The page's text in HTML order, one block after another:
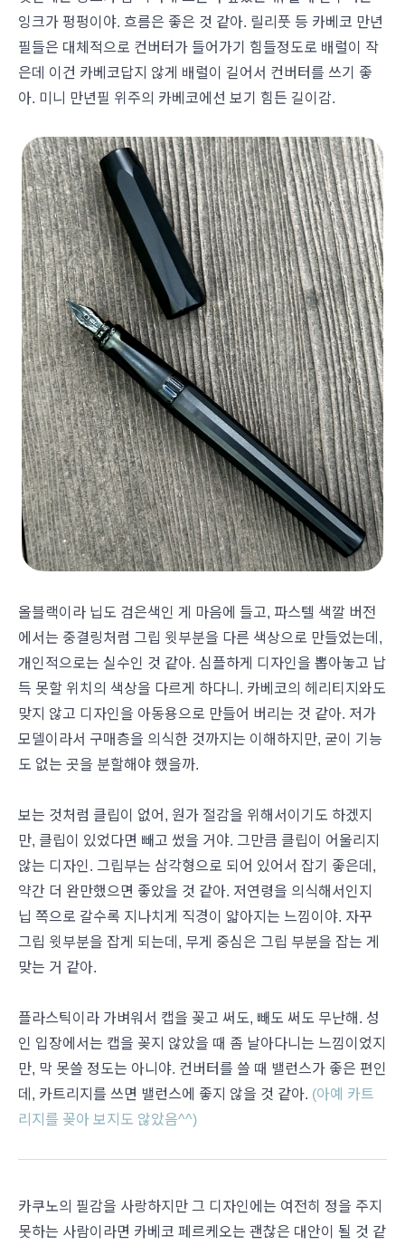
잉크가 펑펑이야. 흐름은 좋은 것 같아. 릴리풋 등 카베코 만년
필들은 대체적으로 컨버터가 들어가기 힘들정도로 배럴이 작
은데 이건 카베코답지 않게 배럴이 길어서 컨버터를 쓰기 좋
아. 미니 만년필 위주의 카베코에선 보기 힘든 길이감.
올블랙이라 닙도 검은색인 게 마음에 들고, 파스텔 색깔 버전
에서는 중결링처럼 그립 윗부분을 다른 색상으로 만들었는데,
개인적으로는 실수인 것 같아. 심플하게 디자인을 뽑아놓고 납
득 못할 위치의 색상을 다르게 하다니. 카베코의 헤리티지와도
맞지 않고 디자인을 아동용으로 만들어 버리는 것 같아. 저가
모델이라서 구매층을 의식한 것까지는 이해하지만, 굳이 기능
도 없는 곳을 분할해야 했을까.
보는 것처럼 클립이 없어, 원가 절감을 위해서이기도 하겠지
만, 클립이 있었다면 빼고 썼을 거야. 그만큼 클립이 어울리지
않는 디자인. 그립부는 삼각형으로 되어 있어서 잡기 좋은데,
약간 더 완만했으면 좋았을 것 같아. 저연령을 의식해서인지
닙 쪽으로 갈수록 지나치게 직경이 얇아지는 느낌이야. 자꾸
그립 윗부분을 잡게 되는데, 무게 중심은 그립 부분을 잡는 게
맞는 거 같아.
플라스틱이라 가벼워서 캡을 꽂고 써도, 빼도 써도 무난해. 성
인 입장에서는 캡을 꽂지 않았을 때 좀 날아다니는 느낌이었지
만, 막 못쓸 정도는 아니야. 컨버터를 쓸 때 밸런스가 좋은 편인
데, 카트리지를 쓰면 밸런스에 좋지 않을 것 같아. (아예 카트
리지를 꽂아 보지도 않았음^^)
카쿠노의 필감을 사랑하지만 그 디자인에는 여전히 정을 주지
못하는 사람이라면 카베코 페르케오는 괜찮은 대안이 될 것 같